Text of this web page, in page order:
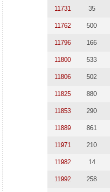
11731 35
11762 500
11796 166
11800 533
11806 502
11825 880
11853 290
11889 861
11971 210
11982 14
11992 258